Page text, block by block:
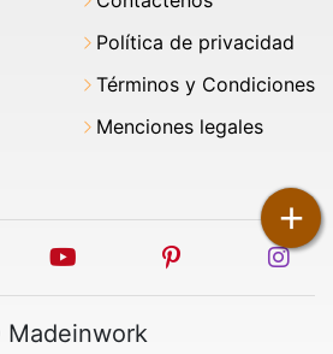
+
Política de privacidad
Términos y Condiciones
Menciones legales
youtube pinterest